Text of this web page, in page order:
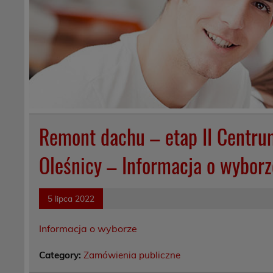
Remont dachu – etap II
Oleśnicy – Informacja o
5 lipca 2022
Informacja o wyborze
Category:Zamówienia publiczne